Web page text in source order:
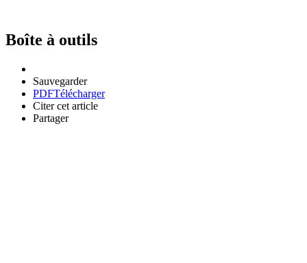
Boîte à outils
Sauvegarder
PDFTélécharger
Citer cet article
Partager